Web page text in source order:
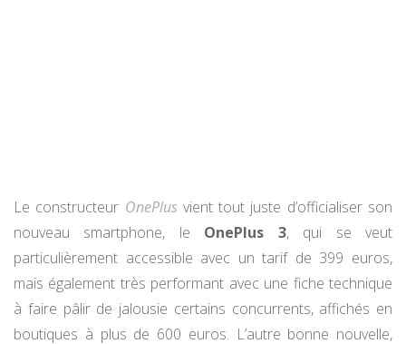
Le constructeur OnePlus vient tout juste d’officialiser son
nouveau smartphone, le OnePlus 3, qui se veut
particulièrement accessible avec un tarif de 399 euros,
mais également très performant avec une fiche technique
à faire pâlir de jalousie certains concurrents, affichés en
boutiques à plus de 600 euros. L’autre bonne nouvelle,